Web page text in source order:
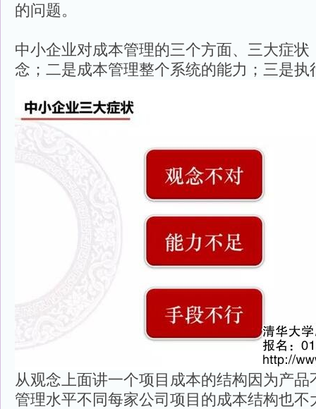
的问题。
中小企业对成本管理的三个方面、三大症状
念；二是成本管理整个系统的能力；三是执
从观念上面讲一个项目成本的结构因为产品
管理水平不同每家公司项目的成本结构也不